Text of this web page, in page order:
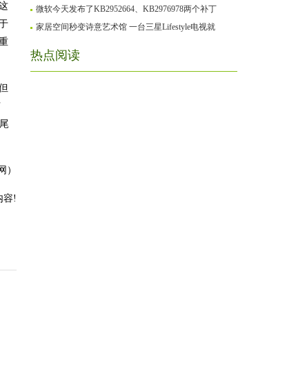
）
容!
微软今天发布了KB2952664、KB2976978两个补丁
家居空间秒变诗意艺术馆 一台三星Lifestyle电视就
热点阅读